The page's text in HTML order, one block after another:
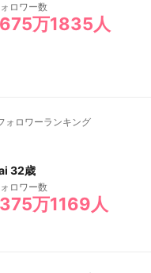
ロワー数
万1835人
ォロワーランキング
32歳
ロワー数
万1169人